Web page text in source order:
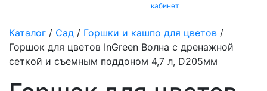
кабинет
Каталог / Сад / Горшки и кашпо для цветов /
Горшок для цветов InGreen Волна с дренажной
сеткой и съемным поддоном 4,7 л, D205мм